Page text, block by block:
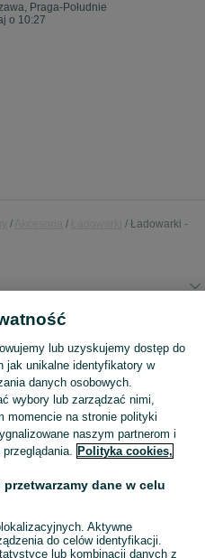
Praga-Południe
o 10:27
Ładowarki -
Sprzedaż ładowarek do telefonu Mazowieckie ▶️ szybkie, bezprzewodowe, samochodowe ✅ Nowe i używane w atrakcyjnych cenach ✌ Kupuj i sprzedawaj na OLX.pl!
lub uzyskujemy dostęp do
jak unikalne identyfikatory w
danych osobowych.
wybory lub zarządzać nimi,
momencie na stronie polityki
naszym partnerom i
przeglądania. Polityka cookies,
dane w celu
Aktywne
do celów identyfikacji.
lub kombinacji danych z